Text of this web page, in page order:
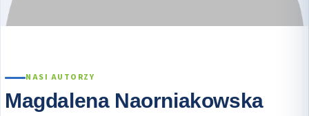
NASI AUTORZY
Magdalena Naorniakowska